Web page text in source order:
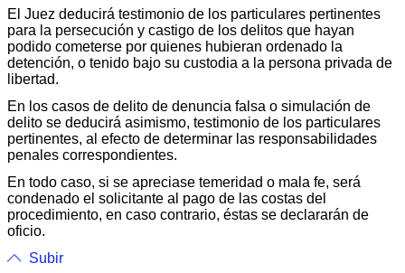
El Juez deducirá testimonio de los particulares pertinentes
para la persecución y castigo de los delitos que hayan
podido cometerse por quienes hubieran ordenado la
detención, o tenido bajo su custodia a la persona privada de
libertad.
En los casos de delito de denuncia falsa o simulación de
delito se deducirá asimismo, testimonio de los particulares
pertinentes, al efecto de determinar las responsabilidades
penales correspondientes.
En todo caso, si se apreciase temeridad o mala fe, será
condenado el solicitante al pago de las costas del
procedimiento, en caso contrario, éstas se declararán de
oficio.
Subir